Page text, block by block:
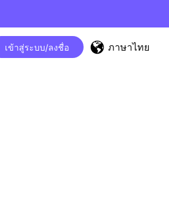
เข้าสู่ระบบ/ลงชื่อ ภาษาไทย